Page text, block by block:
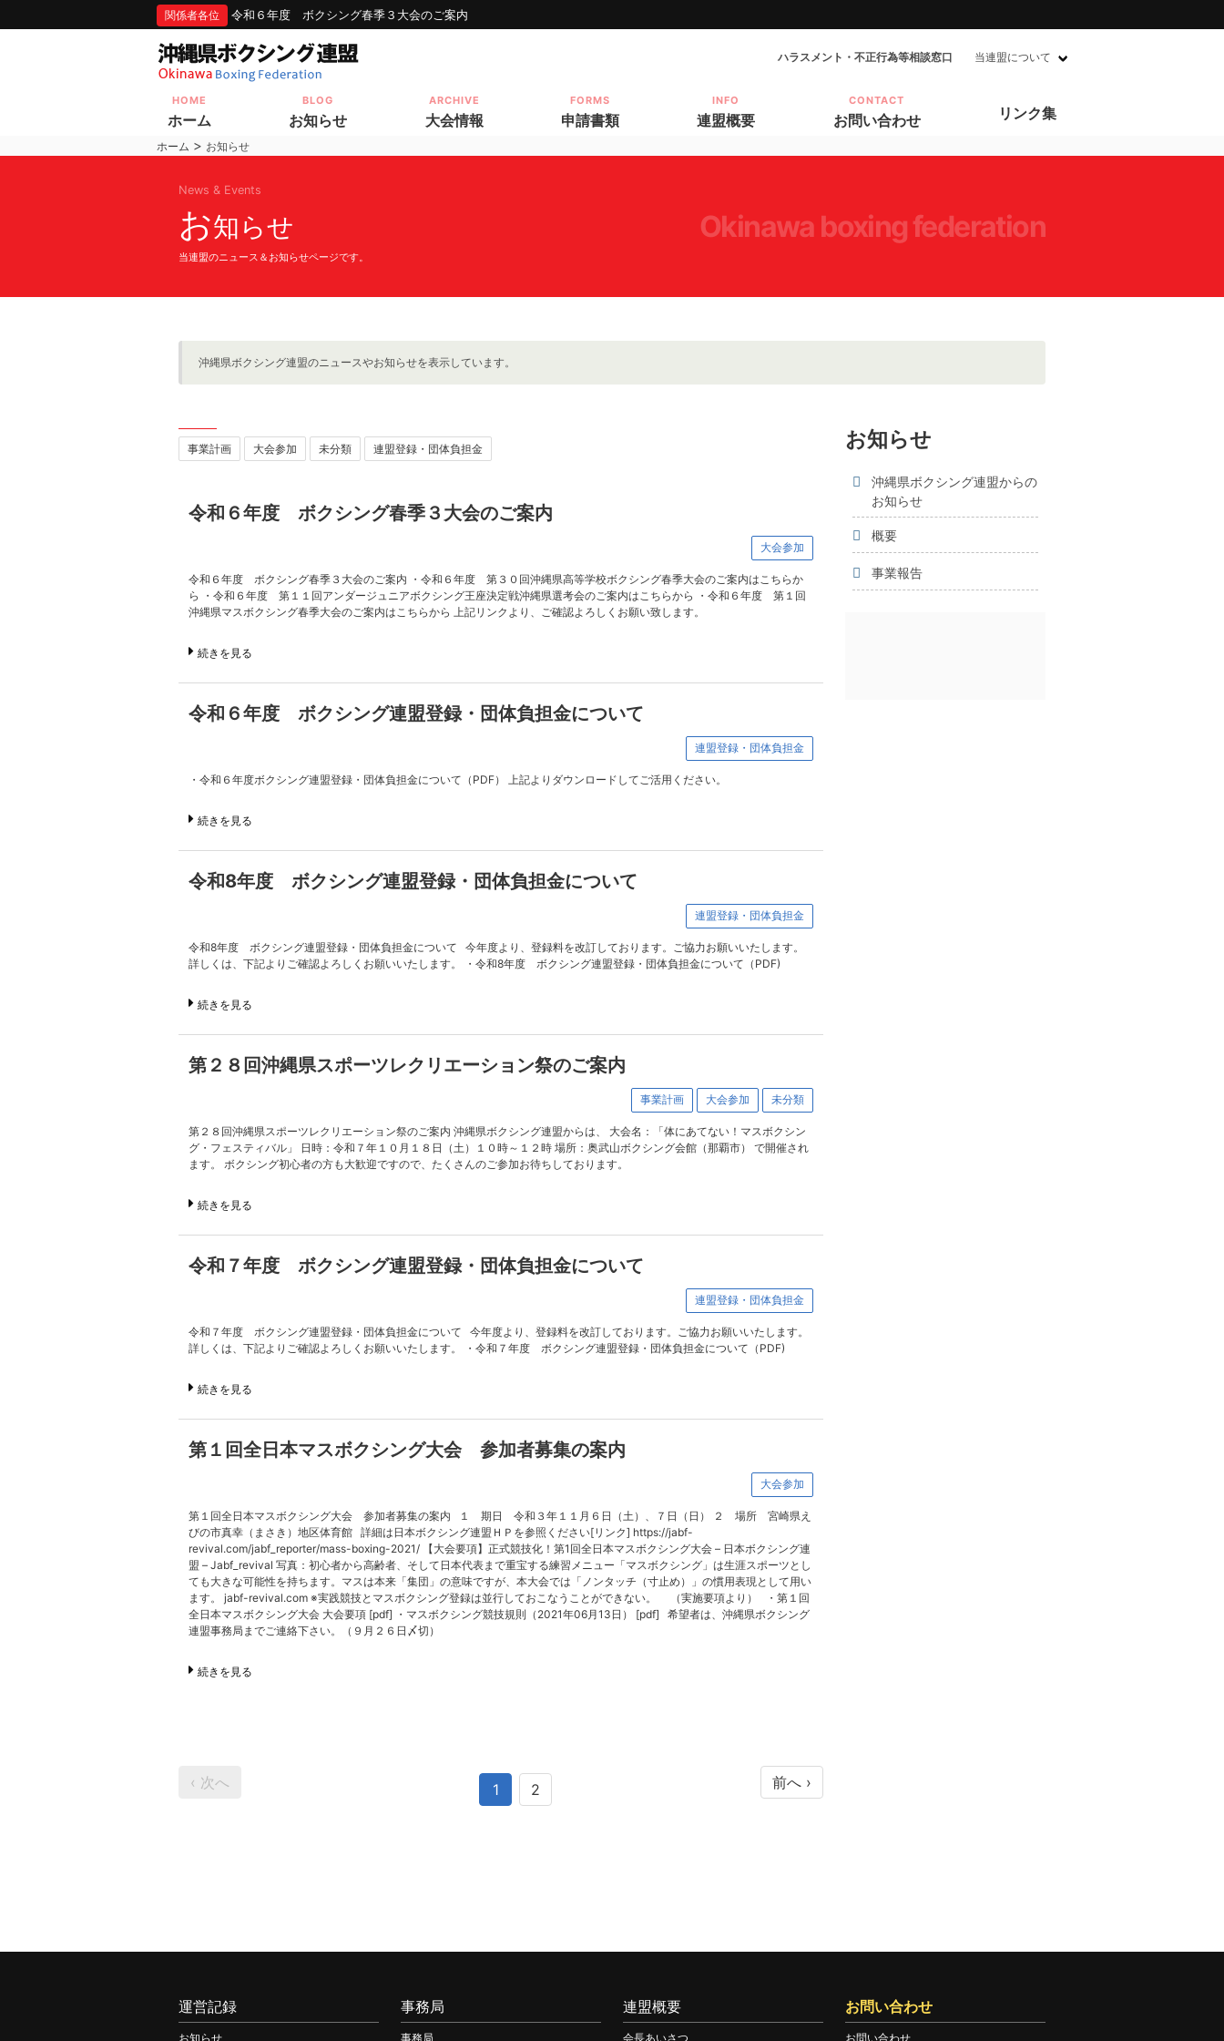
関係者各位 令和６年度 ボクシング春季３大会のご案内
ハラスメント・不正行為等相談窓口 当連盟について
HOME
ホーム
BLOG
お知らせ
ARCHIVE
大会情報
FORMS
申請書類
INFO
連盟概要
CONTACT
お問い合わせ リンク集
ホーム > お知らせ
okinawa boxing federation
News & Events
お知らせ
当連盟のニュース＆お知らせページです。
沖縄県ボクシング連盟のニュースやお知らせを表示しています。
事業計画 大会参加 未分類 連盟登録・団体負担金
令和６年度 ボクシング春季３大会のご案内
大会参加
令和６年度 ボクシング春季３大会のご案内 ・令和６年度 第３０回沖縄県高等学校ボクシング春季大会のご案内はこちらか
ら ・令和６年度 第１１回アンダージュニアボクシング王座決定戦沖縄県選考会のご案内はこちらから ・令和６年度 第１回
沖縄県マスボクシング春季大会のご案内はこちらから 上記リンクより、ご確認よろしくお願い致します。
続きを見る
令和６年度 ボクシング連盟登録・団体負担金について
連盟登録・団体負担金
・令和６年度ボクシング連盟登録・団体負担金について（PDF） 上記よりダウンロードしてご活用ください。
続きを見る
令和8年度 ボクシング連盟登録・団体負担金について
連盟登録・団体負担金
令和8年度 ボクシング連盟登録・団体負担金について 今年度より、登録料を改訂しております。ご協力お願いいたします。
詳しくは、下記よりご確認よろしくお願いいたします。 ・令和8年度 ボクシング連盟登録・団体負担金について（PDF)
続きを見る
第２８回沖縄県スポーツレクリエーション祭のご案内
事業計画 大会参加 未分類
第２８回沖縄県スポーツレクリエーション祭のご案内 沖縄県ボクシング連盟からは、 大会名：「体にあてない！マスボクシン
グ・フェスティバル」 日時：令和７年１０月１８日（土）１０時～１２時 場所：奥武山ボクシング会館（那覇市） で開催され
ます。 ボクシング初心者の方も大歓迎ですので、たくさんのご参加お待ちしております。
続きを見る
令和７年度 ボクシング連盟登録・団体負担金について
連盟登録・団体負担金
令和７年度 ボクシング連盟登録・団体負担金について 今年度より、登録料を改訂しております。ご協力お願いいたします。
詳しくは、下記よりご確認よろしくお願いいたします。 ・令和７年度 ボクシング連盟登録・団体負担金について（PDF)
続きを見る
第１回全日本マスボクシング大会 参加者募集の案内
大会参加
第１回全日本マスボクシング大会 参加者募集の案内 １ 期日 令和３年１１月６日（土）、７日（日） ２ 場所 宮崎県え
びの市真幸（まさき）地区体育館 詳細は日本ボクシング連盟ＨＰを参照ください[リンク] https://jabf-
revival.com/jabf_reporter/mass-boxing-2021/ 【大会要項】正式競技化！第1回全日本マスボクシング大会 – 日本ボクシング連
盟 – Jabf_revival 写真：初心者から高齢者、そして日本代表まで重宝する練習メニュー「マスボクシング」は生涯スポーツとし
ても大きな可能性を持ちます。マスは本来「集団」の意味ですが、本大会では「ノンタッチ（寸止め）」の慣用表現として用い
ます。 jabf-revival.com ※実践競技とマスボクシング登録は並行しておこなうことができない。 （実施要項より） ・第１回
全日本マスボクシング大会 大会要項 [pdf] ・マスボクシング競技規則（2021年06月13日） [pdf] 希望者は、沖縄県ボクシング
連盟事務局までご連絡下さい。（９月２６日〆切）
続きを見る
‹ 次へ 前へ ›
1 2
お知らせ
沖縄県ボクシング連盟からの
お知らせ
概要
事業報告
運営記録
お知らせ
事務局
事務局
連盟概要
会長あいさつ
お問い合わせ
お問い合わせ